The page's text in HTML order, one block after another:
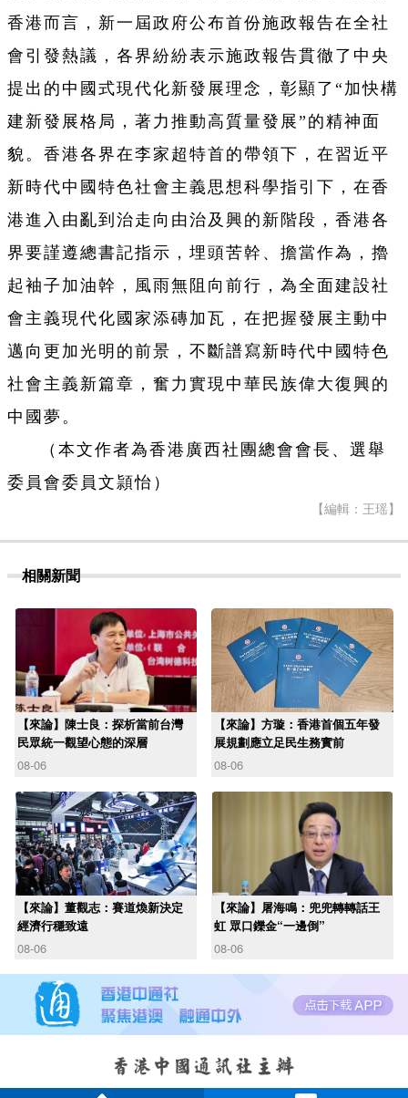
香港而言，新一屆政府公布首份施政報告在全社
會引發熱議，各界紛紛表示施政報告貫徹了中央
提出的中國式現代化新發展理念，彰顯了“加快構
建新發展格局，著力推動高質量發展”的精神面
貌。香港各界在李家超特首的帶領下，在習近平
新時代中國特色社會主義思想科學指引下，在香
港進入由亂到治走向由治及興的新階段，香港各
界要謹遵總書記指示，埋頭苦幹、擔當作為，擼
起袖子加油幹，風雨無阻向前行，為全面建設社
會主義現代化國家添磚加瓦，在把握發展主動中
邁向更加光明的前景，不斷譜寫新時代中國特色
社會主義新篇章，奮力實現中華民族偉大復興的
中國夢。
（本文作者為香港廣西社團總會會長、選舉
委員會委員文頴怡）
【編輯：王瑶】
相關新聞
【來論】陳士良：探析當前台灣
民眾統一觀望心態的深層
08-06
【來論】方璇：香港首個五年發
展規劃應立足民生務實前
08-06
【來論】董觀志：賽道煥新決定
經濟行穩致遠
08-06
【來論】屠海鳴：兜兜轉轉話王
虹 眾口鑠金“一邊倒”
08-06